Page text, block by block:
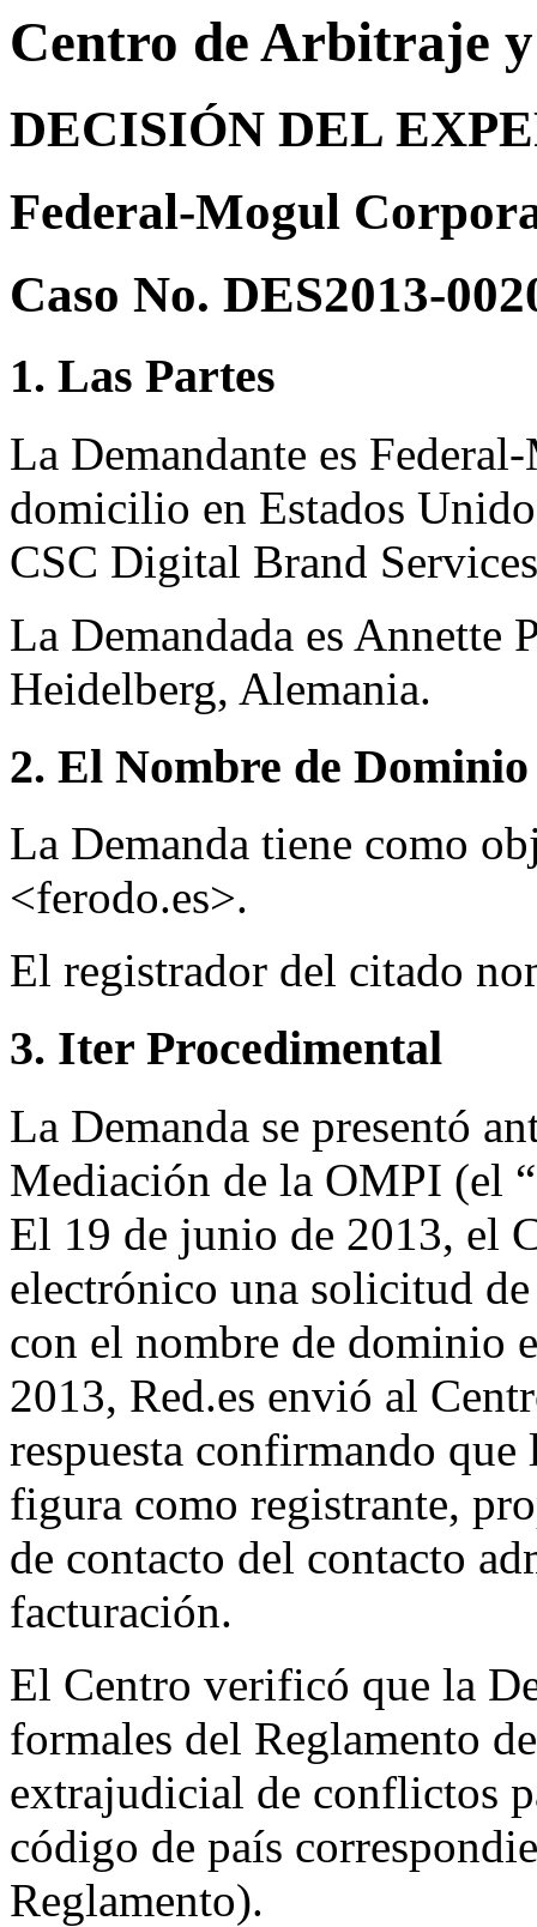
Centro de Arbitraje
DECISIÓN DEL
Federal-Mogul
Caso No. DES2013-
1. Las Partes
La Demandante es
domicilio en Estados
CSC Digital Brand
La Demandada es Annette
Heidelberg, Alemania.
2. El Nombre de
La Demanda tiene como
<ferodo.es>.
El registrador del citado
3. Iter Procedimental
La Demanda se presentó
Mediación de la OMPI (el
El 19 de junio de 2013, el
electrónico una solicitud
con el nombre de dominio
2013, Red.es envió al
respuesta confirmando que
figura como registrante,
de contacto del contacto
facturación.
El Centro verificó que la
formales del Reglamento
extrajudicial de conflictos
código de país
Reglamento).